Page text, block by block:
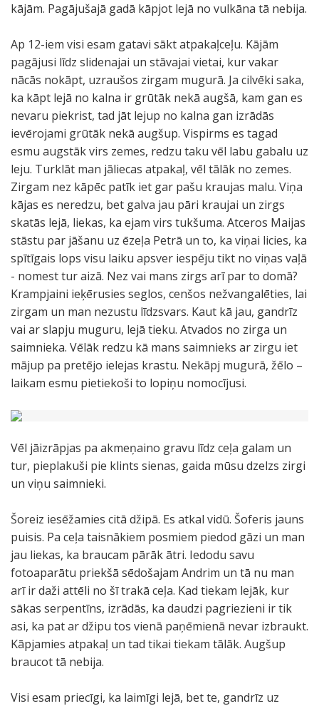
kājām. Pagājušajā gadā kāpjot lejā no vulkāna tā nebija.
Ap 12-iem visi esam gatavi sākt atpakaļceļu. Kājām
pagājusi līdz slidenajai un stāvajai vietai, kur vakar
nācās nokāpt, uzraušos zirgam mugurā. Ja cilvēki saka,
ka kāpt lejā no kalna ir grūtāk nekā augšā, kam gan es
nevaru piekrist, tad jāt lejup no kalna gan izrādās
ievērojami grūtāk nekā augšup. Vispirms es tagad
esmu augstāk virs zemes, redzu taku vēl labu gabalu uz
leju. Turklāt man jāliecas atpakaļ, vēl tālāk no zemes.
Zirgam nez kāpēc patīk iet gar pašu kraujas malu. Viņa
kājas es neredzu, bet galva jau pāri kraujai un zirgs
skatās lejā, liekas, ka ejam virs tukšuma. Atceros Maijas
stāstu par jāšanu uz ēzeļa Petrā un to, ka viņai licies, ka
spītīgais lops visu laiku apsver iespēju tikt no viņas vaļā
- nomest tur aizā. Nez vai mans zirgs arī par to domā?
Krampjaini ieķērusies seglos, cenšos nežvangalēties, lai
zirgam un man nezustu līdzsvars. Kaut kā jau, gandrīz
vai ar slapju muguru, lejā tieku. Atvados no zirga un
saimnieka. Vēlāk redzu kā mans saimnieks ar zirgu iet
mājup pa pretējo ielejas krastu. Nekāpj mugurā, žēlo –
laikam esmu pietiekoši to lopiņu nomocījusi.
Vēl jāizrāpjas pa akmeņaino gravu līdz ceļa galam un
tur, pieplakuši pie klints sienas, gaida mūsu dzelzs zirgi
un viņu saimnieki.
Šoreiz iesēžamies citā džipā. Es atkal vidū. Šoferis jauns
puisis. Pa ceļa taisnākiem posmiem piedod gāzi un man
jau liekas, ka braucam pārāk ātri. Iedodu savu
fotoaparātu priekšā sēdošajam Andrim un tā nu man
arī ir daži attēli no šī trakā ceļa. Kad tiekam lejāk, kur
sākas serpentīns, izrādās, ka daudzi pagriezieni ir tik
asi, ka pat ar džipu tos vienā paņēmienā nevar izbraukt.
Kāpjamies atpakaļ un tad tikai tiekam tālāk. Augšup
braucot tā nebija.
Visi esam priecīgi, ka laimīgi lejā, bet te, gandrīz uz